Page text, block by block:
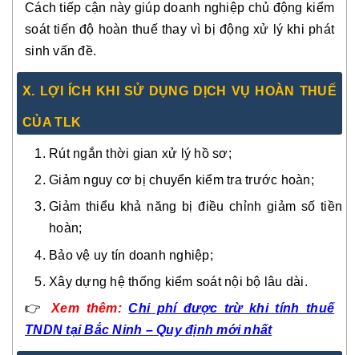
Cách tiếp cận này giúp doanh nghiệp chủ động kiểm
soát tiến độ hoàn thuế thay vì bị động xử lý khi phát
sinh vấn đề.
X. LỢI ÍCH KHI SỬ DỤNG DỊCH VỤ HOÀN THUẾ
CỦA TLK
Rút ngắn thời gian xử lý hồ sơ;
Giảm nguy cơ bị chuyển kiểm tra trước hoàn;
Giảm thiểu khả năng bị điều chỉnh giảm số tiền
hoàn;
Bảo vệ uy tín doanh nghiệp;
Xây dựng hệ thống kiểm soát nội bộ lâu dài.
👉Xem thêm:Chi phí được trừ khi tính thuế
TNDN tại Bắc Ninh – Quy định mới nhất